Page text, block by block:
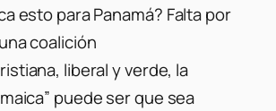
esto para Panamá? Falta por
coalición
liberal y verde, la
puede ser que sea